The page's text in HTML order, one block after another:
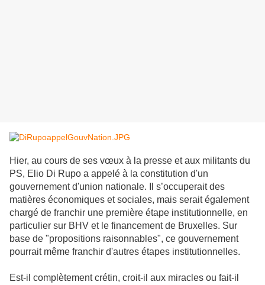
Hier, au cours de ses vœux à la presse et aux militants du
PS, Elio Di Rupo a appelé à la constitution d'un
gouvernement d'union nationale. Il s’occuperait des
matières économiques et sociales, mais serait également
chargé de franchir une première étape institutionnelle, en
particulier sur BHV et le financement de Bruxelles. Sur
base de "propositions raisonnables", ce gouvernement
pourrait même franchir d'autres étapes institutionnelles.
Est-il complètement crétin, croit-il aux miracles ou fait-il